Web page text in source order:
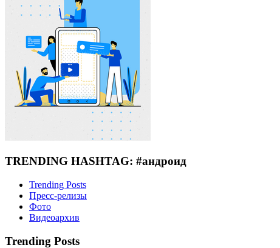
TRENDING HASHTAG: #андроид
Trending Posts
Пресс-релизы
Фото
Видеоархив
Trending Posts